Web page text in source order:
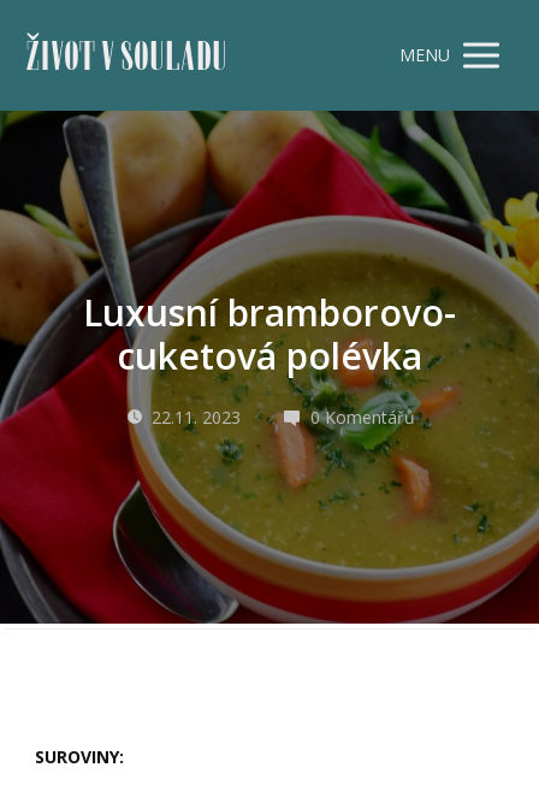
ŽIVOT V SOULADU MENU
Luxusní bramborovo-
cuketová polévka
22.11. 2023 0 Komentářů
SUROVINY: